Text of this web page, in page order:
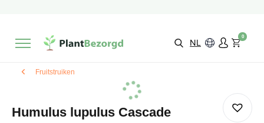
Kies zelf je
bezorgmoment & locatie NL
0
Fruitstruiken
Humulus lupulus Cascade